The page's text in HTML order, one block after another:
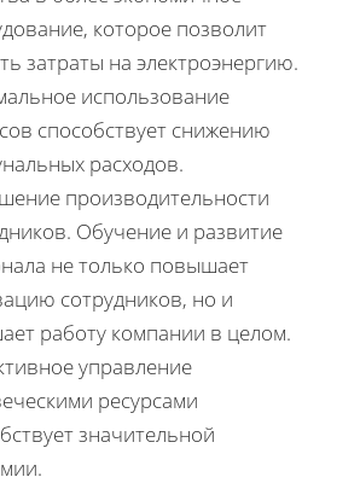
которое позволит
затраты на электроэнергию.
использование
способствует снижению
расходов.
производительности
Обучение и развитие
не только повышает
сотрудников, но и
работу компании в целом.
управление
ресурсами
значительной